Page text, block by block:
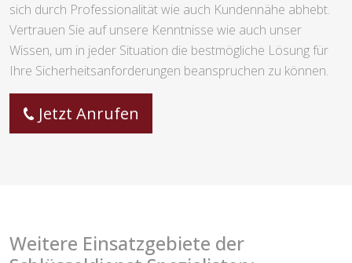
sich durch Professionalität wie auch Kundennähe abhebt.
Vertrauen Sie auf unsere Kenntnisse wie auch unser
Wissen, um in jeder Situation die bestmögliche Lösung für
Ihre Sicherheitsanforderungen beanspruchen zu können.
Jetzt Anrufen
Weitere Einsatzgebiete der